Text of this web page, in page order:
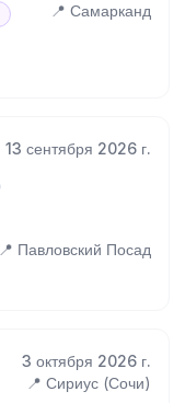
📍 Самарканд
13 сентября 2026 г.
📍 Павловский Посад
3 октября 2026 г.
📍 Сириус (Сочи)